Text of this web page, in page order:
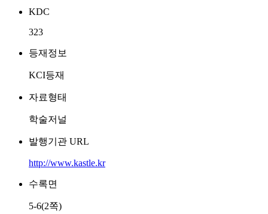
KDC
323
등재정보
KCI등재
자료형태
학술저널
발행기관 URL
http://www.kastle.kr
수록면
5-6(2쪽)